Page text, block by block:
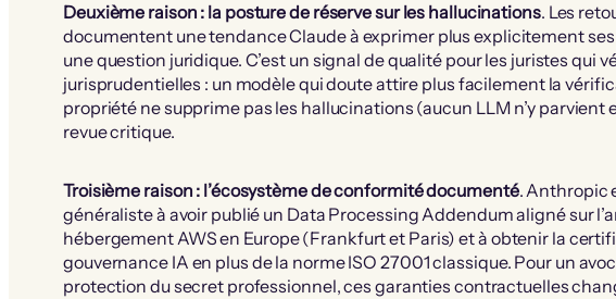
Deuxième raison : la posture de réserve sur les hallucinations. Les
documentent une tendance Claude à exprimer plus explicitement
une question juridique. C’est un signal de qualité pour les juristes
jurisprudentielles : un modèle qui doute attire plus facilement la
propriété ne supprime pas les hallucinations (aucun LLM n’y
revue critique.
Troisième raison : l’écosystème de conformité documenté. Anthropic
généraliste à avoir publié un Data Processing Addendum aligné sur
hébergement AWS en Europe (Frankfurt et Paris) et à obtenir la
gouvernance IA en plus de la norme ISO 27001 classique. Pour un
protection du secret professionnel, ces garanties contractuelles